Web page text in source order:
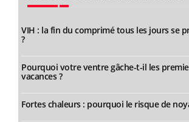
VIH : la fin du comprimé tous les jours se
?
Pourquoi votre ventre gâche-t-il les
vacances ?
Fortes chaleurs : pourquoi le risque de